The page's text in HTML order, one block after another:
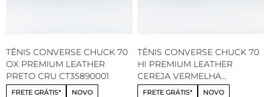
TÊNIS CONVERSE CHUCK 70
OX PREMIUM LEATHER
PRETO CRU CT35890001
FRETE GRÁTIS* NOVO
TÊNIS CONVERSE CHUCK 70
HI PREMIUM LEATHER
CEREJA VERMELHA
AMENDOA CT35880002
FRETE GRÁTIS* NOVO